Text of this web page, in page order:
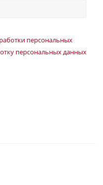
персональных
персональных данных